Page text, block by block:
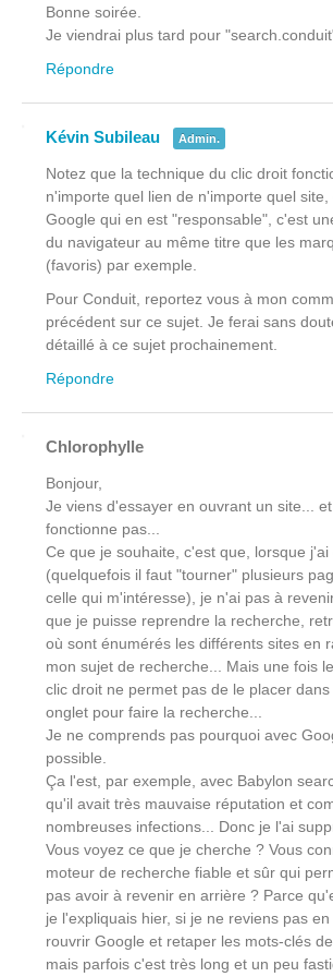
Bonne soirée.
Je viendrai plus tard pour
Répondre
Kévin Subileau Admin.
Notez que la technique du clic droit
n'importe quel lien de n'importe quel
Google qui en est "responsable", c'est
du navigateur au même titre que les
(favoris) par exemple.
Pour Conduit, reportez vous à mon
précédent sur ce sujet. Je ferai sans
détaillé à ce sujet prochainement.
Répondre
Chlorophylle
Bonjour,
Je viens d'essayer en ouvrant un site...
fonctionne pas...
Ce que je souhaite, c'est que, lorsque j'ai
(quelquefois il faut "tourner" plusieurs
celle qui m'intéresse), je n'ai pas à
que je puisse reprendre la recherche,
où sont énumérés les différents sites en
mon sujet de recherche... Mais une fois
clic droit ne permet pas de le placer
onglet pour faire la recherche...
Je ne comprends pas pourquoi avec
possible.
Ça l'est, par exemple, avec Babylon
qu'il avait très mauvaise réputation et
nombreuses infections... Donc je l'ai
Vous voyez ce que je cherche ? Vous
moteur de recherche fiable et sûr qui
pas avoir à revenir en arrière ? Parce
je l'expliquais hier, si je ne reviens pas
rouvrir Google et retaper les mots-clés
mais parfois c'est très long et un peu